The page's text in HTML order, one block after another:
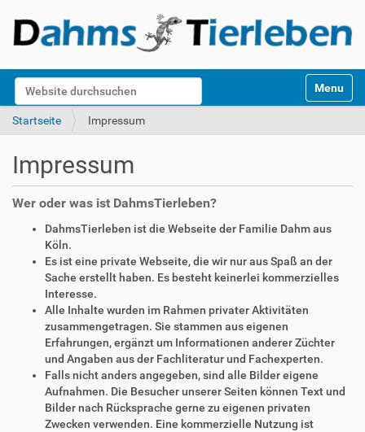
Website durchsuchen
k
Toggle
Startseite Impressum
Impressum
Wer oder was ist DahmsTierleben?
DahmsTierleben ist die Webseite der Familie Dahm aus
Köln.
Es ist eine private Webseite, die wir nur aus Spaß an der
Sache erstellt haben. Es besteht keinerlei kommerzielles
Interesse.
Alle Inhalte wurden im Rahmen privater Aktivitäten
zusammengetragen. Sie stammen aus eigenen
Erfahrungen, ergänzt um Informationen anderer Züchter
und Angaben aus der Fachliteratur und Fachexperten.
Falls nicht anders angegeben, sind alle Bilder eigene
Aufnahmen. Die Besucher unserer Seiten können Text und
Bilder nach Rücksprache gerne zu eigenen privaten
Zwecken verwenden. Eine kommerzielle Nutzung ist